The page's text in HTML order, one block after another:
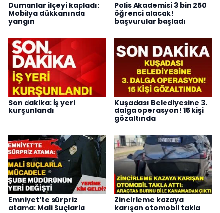
Dumanlar ilçeyi kapladı:
Mobilya dükkanında
yangın
Polis Akademisi 3 bin 250
öğrenci alacak!
başvurular başladı
Son dakika: İş yeri
kurşunlandı
Kuşadası Belediyesine 3.
dalga operasyon! 15 kişi
gözaltında
Emniyet’te sürpriz
atama: Mali Suçlarla
Zincirleme kazaya
karışan otomobil takla